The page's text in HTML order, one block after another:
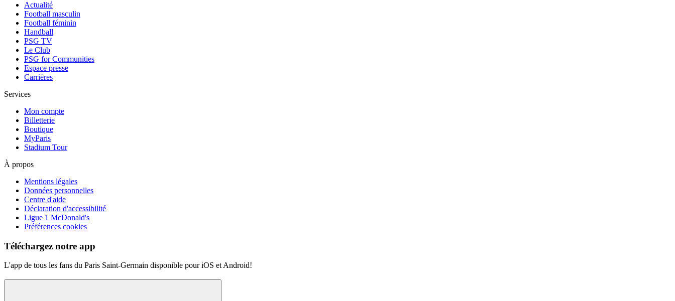
Actualité
Football masculin
Football féminin
Handball
PSG TV
Le Club
PSG for Communities
Espace presse
Carrières
Services
Mon compte
Billetterie
Boutique
MyParis
Stadium Tour
À propos
Mentions légales
Données personnelles
Centre d'aide
Déclaration d'accessibilité
Ligue 1 McDonald's
Préférences cookies
Téléchargez notre app
L'app de tous les fans du Paris Saint-Germain disponible pour iOS et Android!